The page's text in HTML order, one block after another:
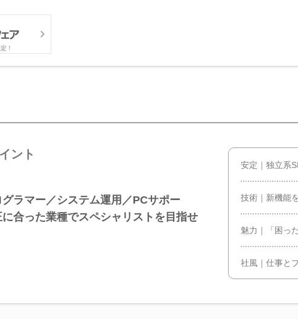
！
ント
ラマー／システム運用／PCサポー
に合った業種でスペシャリストを目指せ
安定｜独立系
技術｜新機能
魅力｜「困っ
社風｜仕事と